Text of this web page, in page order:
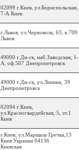
02099 г.Киев, ул.Бориспольская,
7-А Киев
г.Львов, ул.Черновола, 63, к.709
Львов
49000 г.Дн-ск, наб.Заводская, 1-
А, оф.507 Днепропетровск
49000 г.Дн-ск, ул.Ленина, 39
Днепропетровск
02094 г.Киев,
ул.Красногвардейская, 5, эт.1
Киев
г.Киев, ул.Маршала Гречка,13
Киев Украина 04136
Киевская